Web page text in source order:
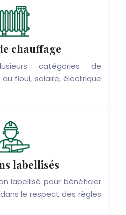
chauffage
catégories de
fioul, solaire, électrique
labellisés
labellisé pour bénéficier
le respect des règles